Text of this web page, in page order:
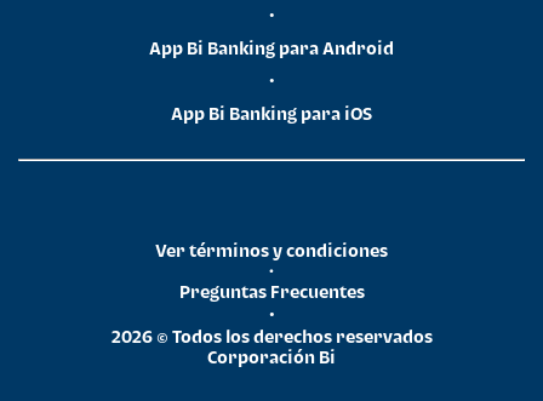
•
App Bi Banking para Android
•
App Bi Banking para iOS
2026 © Todos los derechos reservados
Corporación Bi
•
Preguntas Frecuentes
•
Ver términos y condiciones